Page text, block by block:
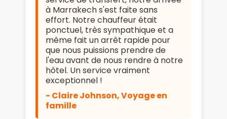
à Marrakech s'est faite sans
effort. Notre chauffeur était
ponctuel, très sympathique et a
même fait un arrêt rapide pour
que nous puissions prendre de
l'eau avant de nous rendre à notre
hôtel. Un service vraiment
exceptionnel !
- Claire Johnson, Voyage en
famille